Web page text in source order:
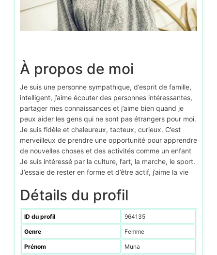
À propos de moi
Je suis une personne sympathique, d’esprit de famille,
intelligent, j’aime écouter des personnes intéressantes,
partager mes connaissances et j’aime bien quand je
peux aider les gens qui ne sont pas étrangers pour moi.
Je suis fidèle et chaleureux, tacteux, curieux. C’est
merveilleux de prendre une opportunité pour apprendre
de nouvelles choses et des activités comme un enfant
Je suis intéressé par la culture, l’art, la marche, le sport.
J’essaie de rester en forme et d’être actif, j’aime la vie
Détails du profil
ID du profil 964135
Genre Femme
Prénom Muna